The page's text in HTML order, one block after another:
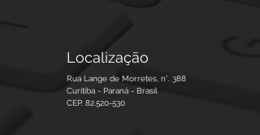
Localização
Rua Lange de Morretes, n°. 388
Curitiba - Paraná - Brasil
CEP. 82.520-530